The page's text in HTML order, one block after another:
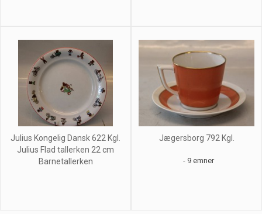
Julius Kongelig Dansk 622 Kgl.
Julius Flad tallerken 22 cm
Barnetallerken
Jægersborg 792 Kgl.
- 9 emner